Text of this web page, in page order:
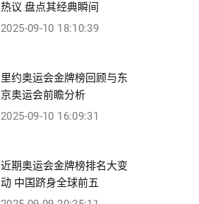
热议 盘点其经典瞬间
2025-09-10 18:10:39
里约奥运会金牌榜回顾与东
京奥运会前瞻分析
2025-09-10 16:09:31
近期奥运会金牌榜排名大变
动 中国跻身全球前五